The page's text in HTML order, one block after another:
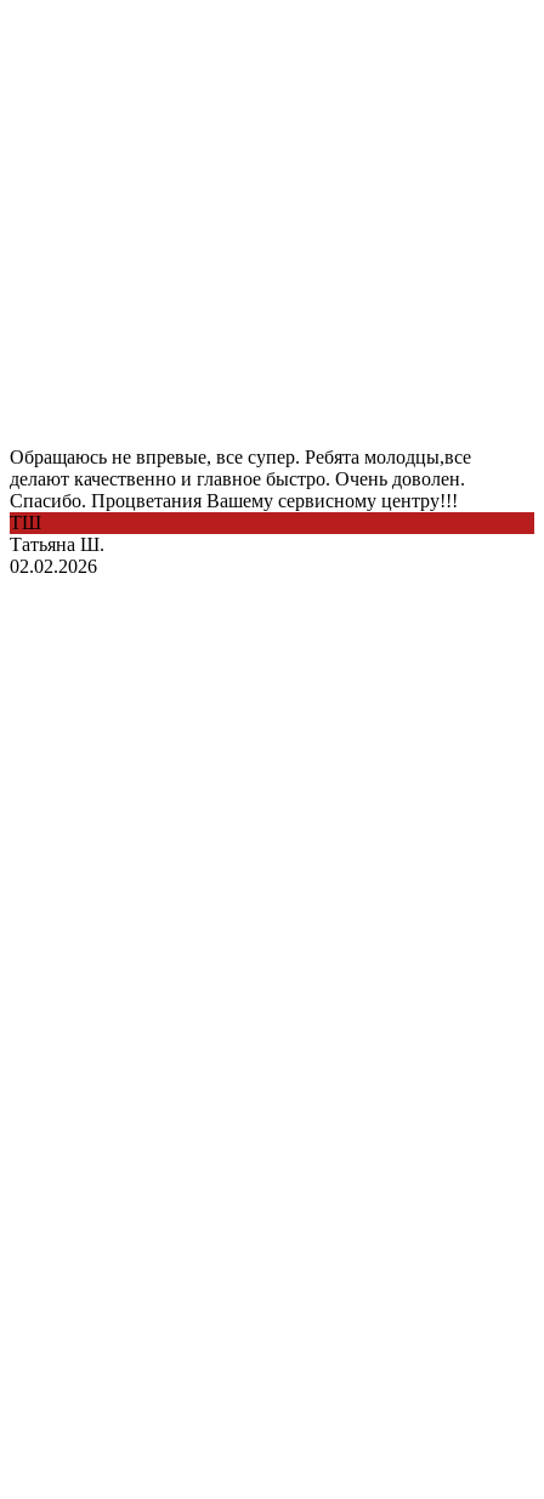
Обращаюсь не впревые, все супер. Ребята молодцы,все
делают качественно и главное быстро. Очень доволен.
Спасибо. Процветания Вашему сервисному центру!!!
ТШ
Татьяна Ш.
02.02.2026